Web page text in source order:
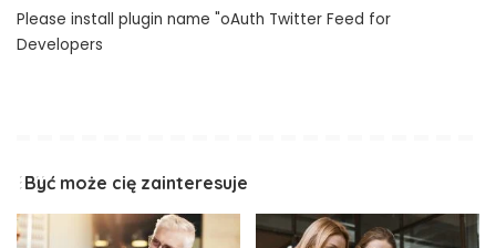
Please install plugin name "oAuth Twitter Feed for
Developers
Być może cię zainteresuje